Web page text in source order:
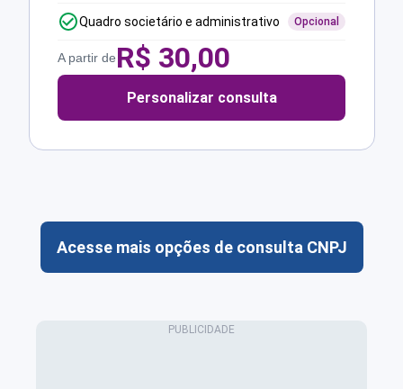
Quadro societário e administrativo Opcional
A partir deR$ 30,00
Personalizar consulta
Acesse mais opções de consulta CNPJ